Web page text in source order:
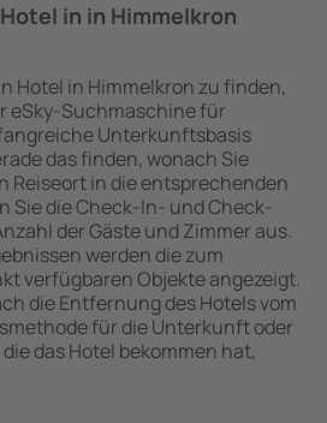
in in Himmelkron
Hotel in Himmelkron zu finden,
eSky-Suchmaschine für
Unterkunftsbasis
das finden, wonach Sie
Reiseort in die entsprechenden
Sie die Check-In- und Check-
der Gäste und Zimmer aus.
werden die zum
verfügbaren Objekte angezeigt.
die Entfernung des Hotels vom
für die Unterkunft oder
das Hotel bekommen hat,